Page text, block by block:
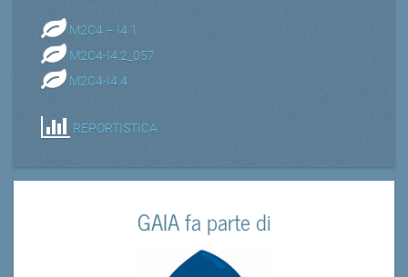
M2C4 – I4.1
M2C4-I4.2_057
M2C4-I4.4
REPORTISTICA
GAIA fa parte di